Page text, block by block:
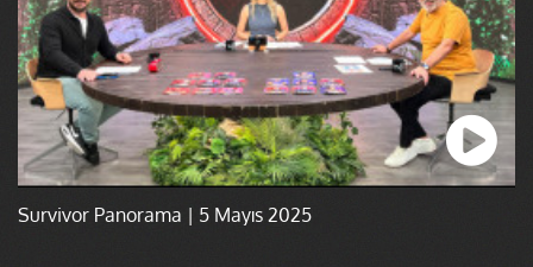
Survivor Panorama | 5 Mayıs 2025